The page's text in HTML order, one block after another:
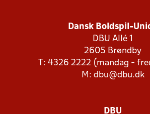
Dansk Boldspil-
DBU Allé 1
2605 Brøndby
T: 4326 2222 (mandag -
M: dbu@dbu.dk
DBU